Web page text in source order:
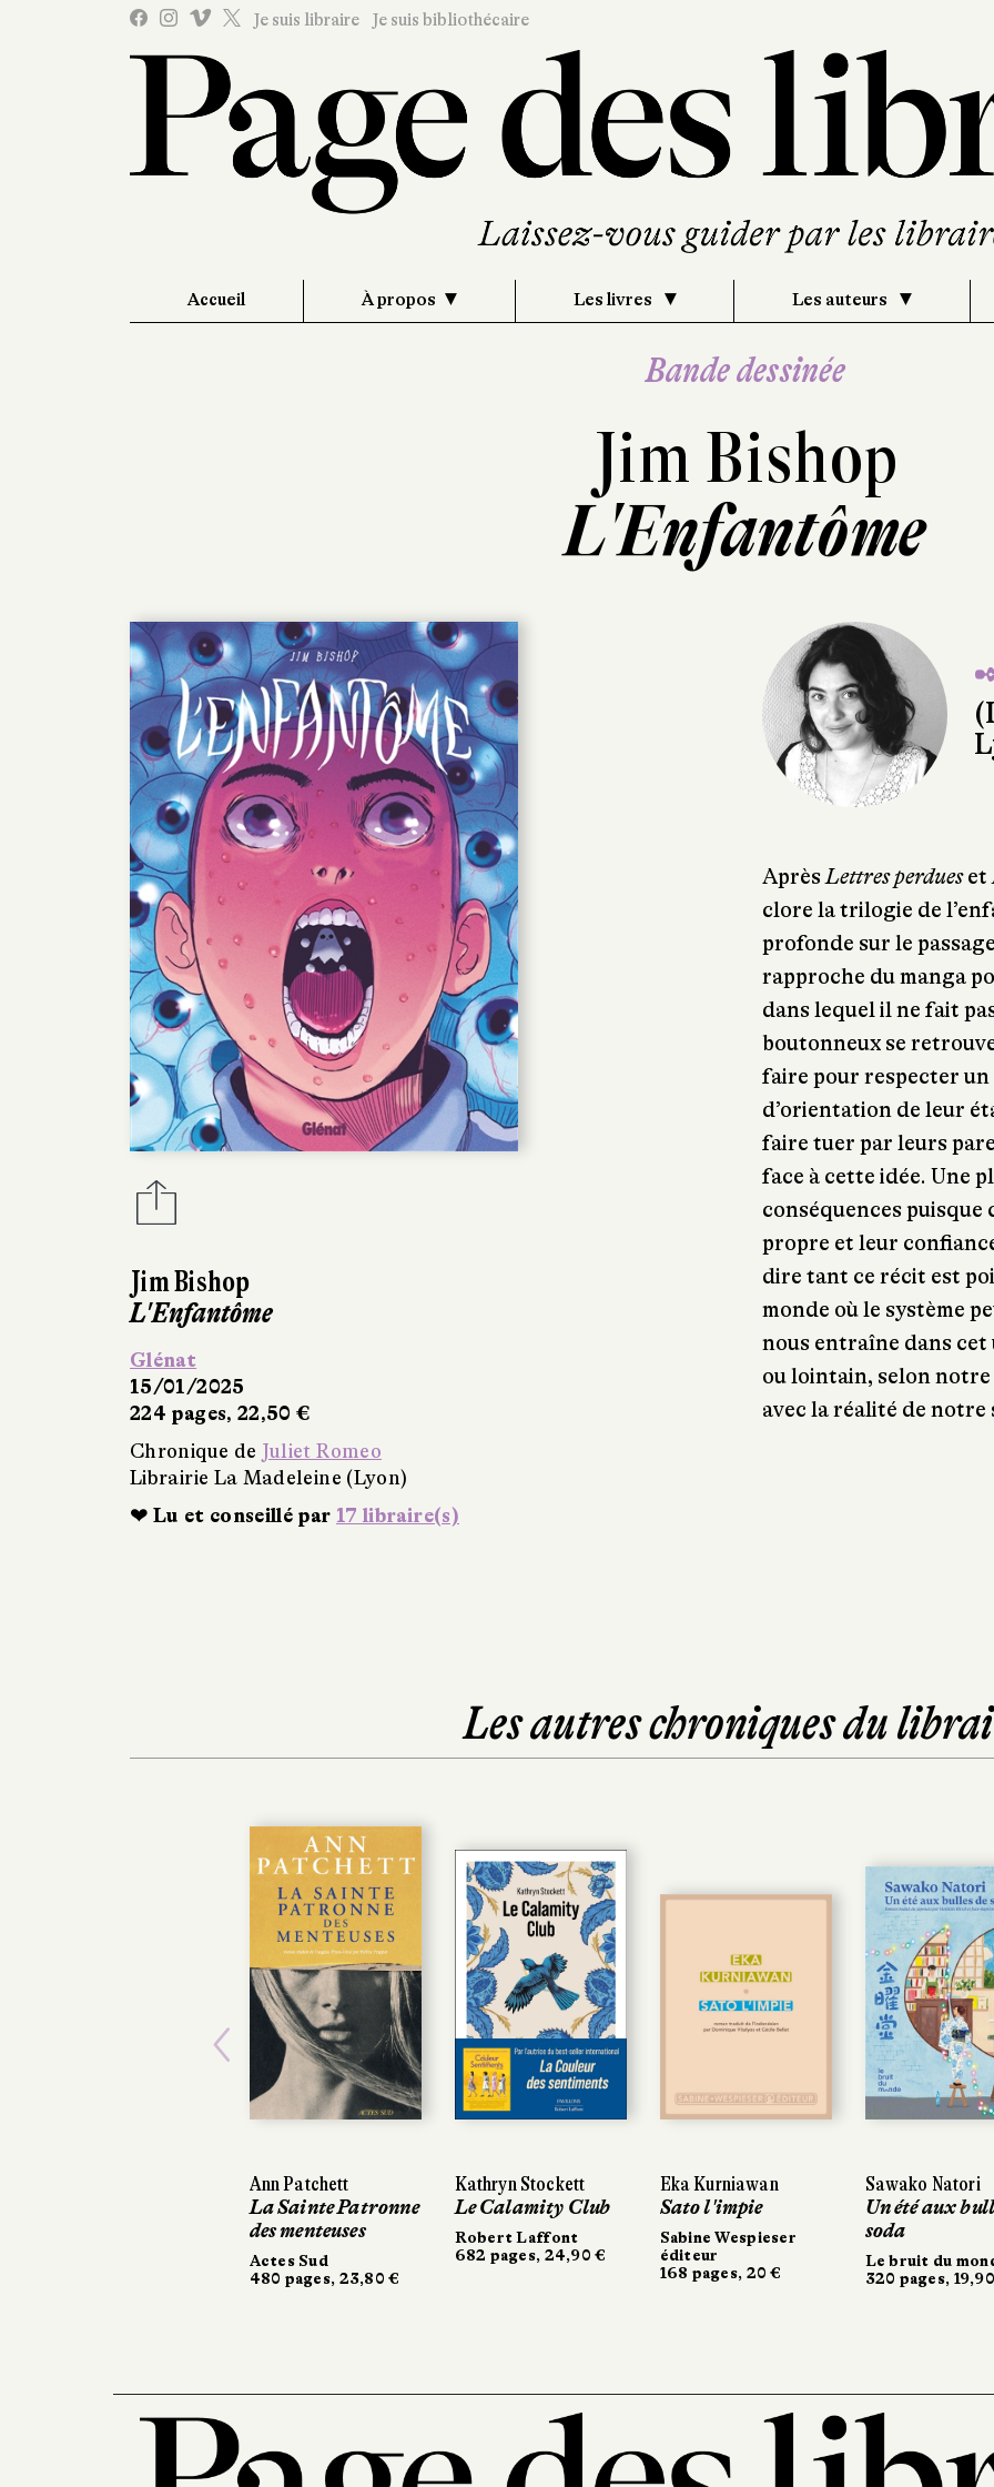
Je suis libraire Je suis bibliothécaire
Accueil À propos Les livres Les auteurs
Bande dessinée
Jim Bishop
L'Enfantôme
Jim Bishop
L'Enfantôme
Glénat
15/01/2025
224 pages, 22,50 €
Chronique de Juliet Romeo
Librairie La Madeleine (Lyon)
❤ Lu et conseillé par 17 libraire(s)
AprèsLettres perdueset
clore la trilogie de
profonde sur le
rapproche du manga
dans lequel il ne fait
boutonneux se
faire pour respecter
d’orientation de leur
faire tuer par leurs
face à cette idée. Une
conséquences
propre et leur
dire tant ce récit est
monde où le système
nous entraîne dans
ou lointain, selon
avec la réalité de notre
Les autres chroniques du
Ann Patchett
La Sainte Patronne
des menteuses
Actes Sud
480 pages, 23,80 €
Kathryn Stockett
Le Calamity Club
Robert Laffont
682 pages, 24,90 €
Eka Kurniawan
Sato l'impie
Sabine Wespieser
éditeur
168 pages, 20 €
Sawako Natori
Un été aux
soda
Le bruit du
320 pages,
Kathryn Stockett
Le Calamity Club
Robert Laffont
682 pages, 24,90 €
Eka Kurniawan
Sato l'impie
Sabine Wespieser
éditeur
168 pages, 20 €
Sawako Natori
Un été aux
soda
Le bruit du
320 pages,
Previous